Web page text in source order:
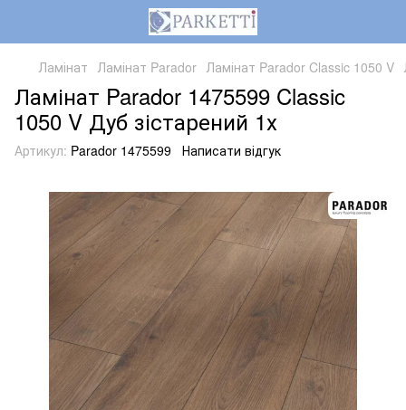
Ламінат Ламінат Parador Ламінат Parador Classic 1050 V
Ламінат Parador 1475599 Classic
1050 V Дуб зістарений 1х
Артикул: Parador 1475599 Написати відгук